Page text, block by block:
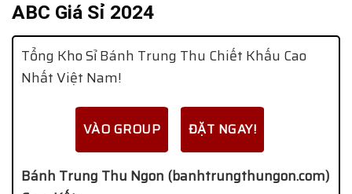
ABC Giá Sỉ 2024
Tổng Kho Sỉ Bánh Trung Thu Chiết Khấu Cao
Nhất Việt Nam!
VÀO GROUP ĐẶT NGAY!
Bánh Trung Thu Ngon (banhtrungthungon.com)